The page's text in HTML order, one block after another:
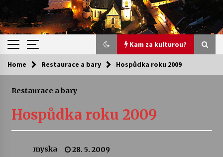
Kam za kulturou?
Kam za kulturou?
Sukuba Ensemble
4. 8. 2026
Vernisáž výstavy Josefíny Duškové: Stávám se
kapkou
Home Restaurace a bary Hospůdka roku 2009
Restaurace a bary
Hospůdka roku 2009
myska 28. 5. 2009